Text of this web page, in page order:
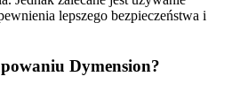
lepszego bezpieczeństwa i
Dymension?